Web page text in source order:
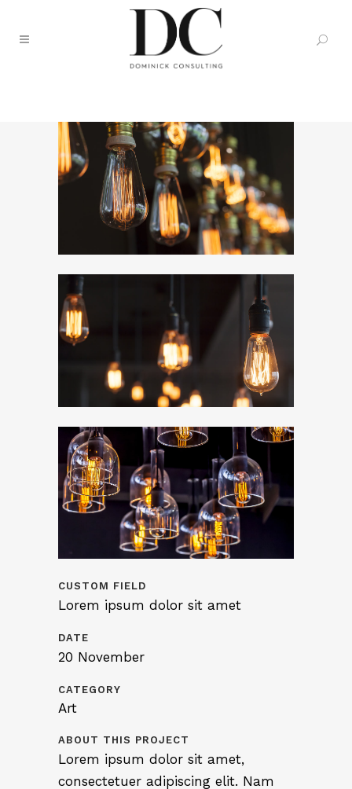
CUSTOM FIELD
Lorem ipsum dolor sit amet
DATE
20 November
CATEGORY
Art
ABOUT THIS PROJECT
Lorem ipsum dolor sit amet,
consectetuer adipiscing elit. Nam